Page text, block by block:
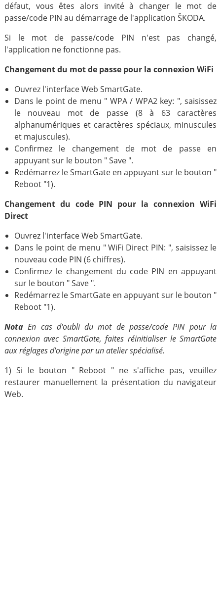
défaut, vous êtes alors invité à changer le mot de
passe/code PIN au démarrage de l'application ŠKODA.
Si le mot de passe/code PIN n'est pas changé,
l'application ne fonctionne pas.
Changement du mot de passe pour la connexion WiFi
Ouvrez l'interface Web SmartGate.
Dans le point de menu " WPA / WPA2 key: ", saisissez
le nouveau mot de passe (8 à 63 caractères
alphanumériques et caractères spéciaux, minuscules
et majuscules).
Confirmez le changement de mot de passe en
appuyant sur le bouton " Save ".
Redémarrez le SmartGate en appuyant sur le bouton "
Reboot "1).
Changement du code PIN pour la connexion WiFi
Direct
Ouvrez l'interface Web SmartGate.
Dans le point de menu " WiFi Direct PIN: ", saisissez le
nouveau code PIN (6 chiffres).
Confirmez le changement du code PIN en appuyant
sur le bouton " Save ".
Redémarrez le SmartGate en appuyant sur le bouton "
Reboot "1).
NotaEn cas d'oubli du mot de passe/code PIN pour la
connexion avec SmartGate, faites réinitialiser le SmartGate
aux réglages d'origine par un atelier spécialisé.
1) Si le bouton " Reboot " ne s'affiche pas, veuillez
restaurer manuellement la présentation du navigateur
Web.